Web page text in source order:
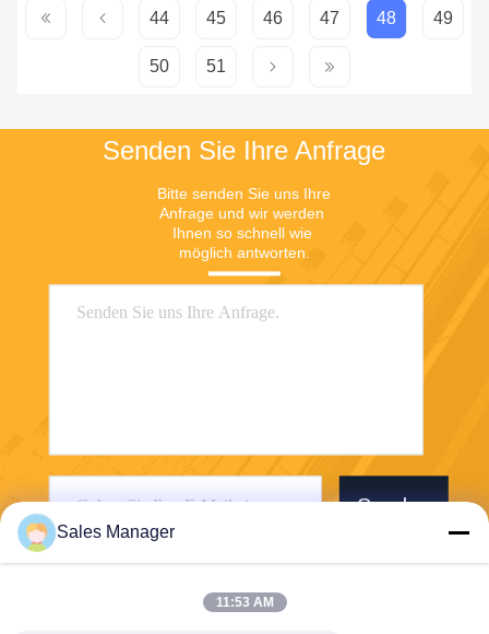
44 45 46 47 48 49
50 51
Senden Sie Ihre Anfrage
Bitte senden Sie uns Ihre
Anfrage und wir werden
Ihnen so schnell wie
möglich antworten.
Senden
Sales Manager
11:53 AM